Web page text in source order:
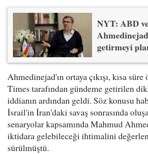
NYT: ABD
getirmeyi
Ahmedinejad'ın ortaya çıkışı, kısa
Times tarafından gündeme getirilen
iddianın ardından geldi. Söz konusu
İsrail'in İran'daki savaş sonrasında
senaryolar kapsamında Mahmud
iktidara gelebileceği ihtimalini
sürülmüştü.